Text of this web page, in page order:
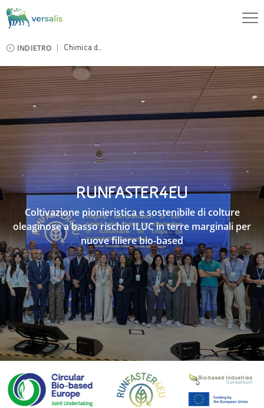
INDIETRO Chimica d...
RUNFASTER4EU
Coltivazione pionieristica e sostenibile di colture
oleaginose a basso rischio ILUC in terre marginali per
nuove filiere bio-based